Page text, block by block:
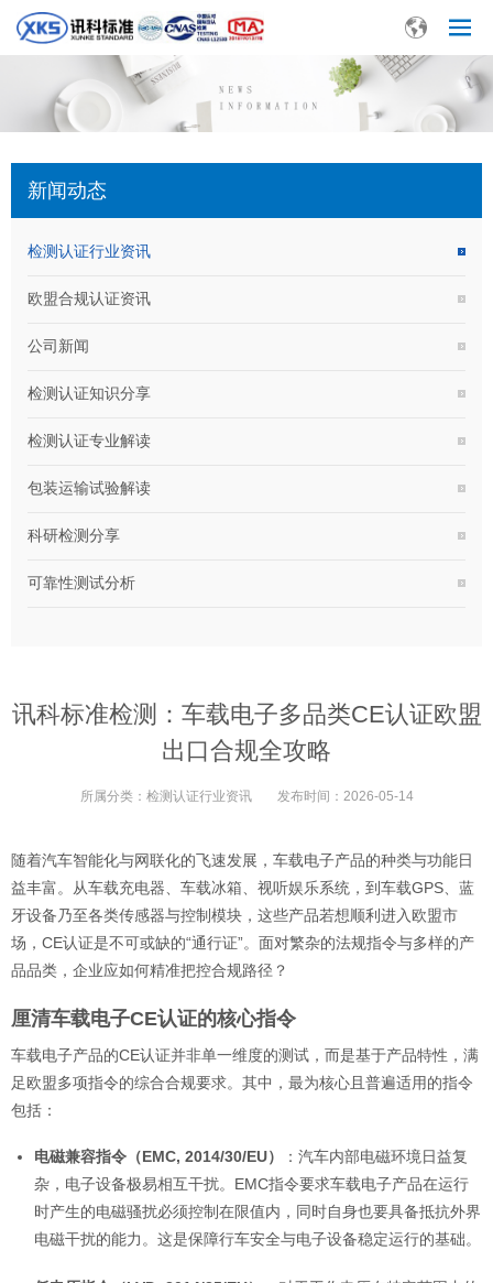
新闻动态
检测认证行业资讯
欧盟合规认证资讯
公司新闻
检测认证知识分享
检测认证专业解读
包装运输试验解读
科研检测分享
可靠性测试分析
讯科标准检测：车载电子多品类CE认证欧盟
出口合规全攻略
所属分类： 检测认证行业资讯 发布时间： 2026-05-14
随着汽车智能化与网联化的飞速发展，车载电子产品的种类与功能日
益丰富。从车载充电器、车载冰箱、视听娱乐系统，到车载GPS、蓝
牙设备乃至各类传感器与控制模块，这些产品若想顺利进入欧盟市
场，CE认证是不可或缺的“通行证”。面对繁杂的法规指令与多样的产
品品类，企业应如何精准把控合规路径？
厘清车载电子CE认证的核心指令
车载电子产品的CE认证并非单一维度的测试，而是基于产品特性，满
足欧盟多项指令的综合合规要求。其中，最为核心且普遍适用的指令
包括：
电磁兼容指令（EMC, 2014/30/EU）
：汽车内部电磁环境日益复
杂，电子设备极易相互干扰。EMC指令要求车载电子产品在运行
时产生的电磁骚扰必须控制在限值内，同时自身也要具备抵抗外界
电磁干扰的能力。这是保障行车安全与电子设备稳定运行的基础。